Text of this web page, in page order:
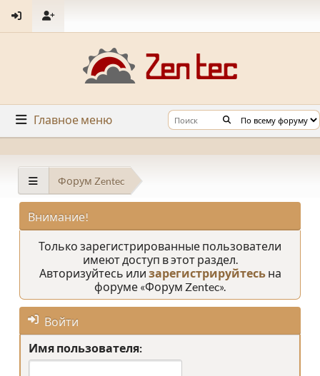
Главное меню
Форум Zentec
Внимание!
Только зарегистрированные пользователи
имеют доступ в этот раздел.
Авторизуйтесь или зарегистрируйтесьна
форуме «Форум Zentec».
Войти
Имя пользователя: